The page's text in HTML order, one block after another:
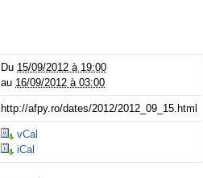
Du 15/09/2012 à 19:00
au 16/09/2012 à 03:00
http://afpy.ro/dates/2012/2012_09_15.html
vCal
iCal